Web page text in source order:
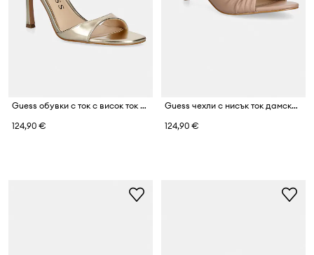
Guess обувки с ток с висок ток дамски KALICO
124,90 €
Guess чехли с нисък ток дамски SOMAYA
124,90 €